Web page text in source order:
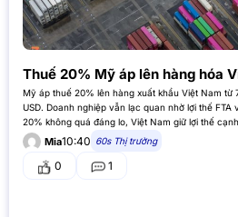
Thuế 20% Mỹ áp lên hàng hóa
Mỹ áp thuế 20% lên hàng xuất khẩu Việt Nam từ
USD. Doanh nghiệp vẫn lạc quan nhờ lợi thế
20% không quá đáng lo, Việt Nam giữ lợi thế
Mia10:40 60s Thị trường
0 1